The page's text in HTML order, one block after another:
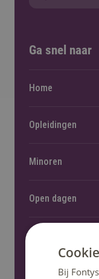
Ga snel naar
Home
Opleidingen
Minoren
Open dagen
Informatie voor
Bij